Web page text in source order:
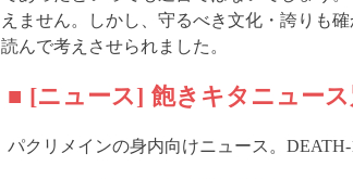
えません。しかし、守るべき文化・誇りも
読んで考えさせられました。
■ [ニュース] 飽きキタニュース
パクリメインの身内向けニュース。DEATH-